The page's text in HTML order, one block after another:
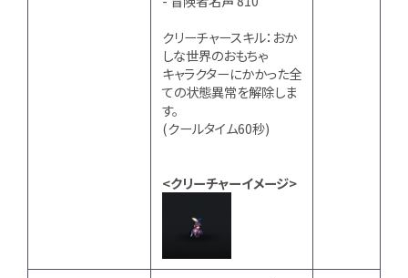
クリーチャースキル：おか
しな世界のおもちゃ
キャラクターにかかった全
ての状態異常を解除しま
す。
(クールタイム60秒)
<クリーチャーイメージ>